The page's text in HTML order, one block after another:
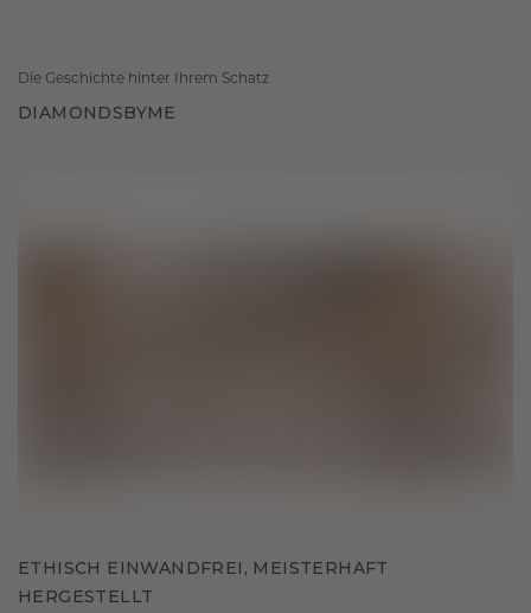
Die Geschichte hinter Ihrem Schatz
DIAMONDSBYME
ETHISCH EINWANDFREI, MEISTERHAFT
HERGESTELLT